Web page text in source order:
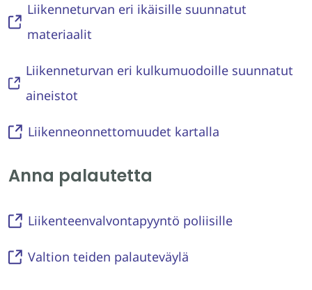
Liikenneturvan eri ikäisille suunnatut
materiaalit
Liikenneturvan eri kulkumuodoille suunnatut
aineistot
Liikenneonnettomuudet kartalla
Anna palautetta
Liikenteenvalvontapyyntö poliisille
Valtion teiden palauteväylä